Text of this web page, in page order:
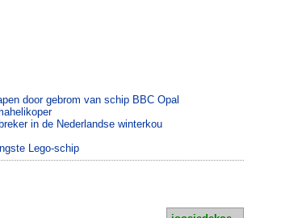
door gebrom van schip BBC Opal
in de Nederlandse winterkou
Lego-schip